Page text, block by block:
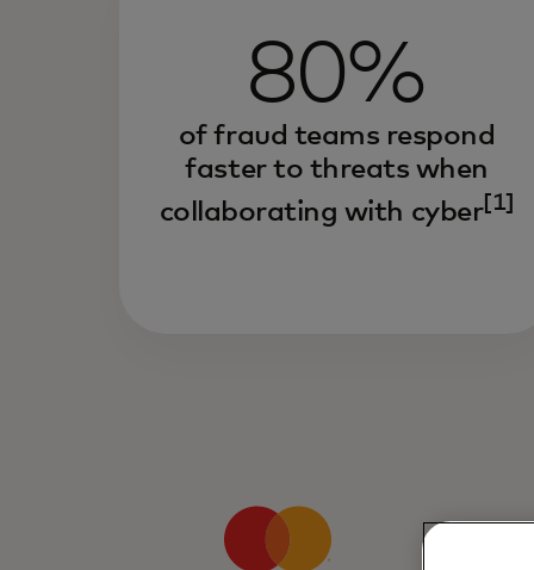
80%
of fraud teams respond
faster to threats when
collaborating with cyber[1]